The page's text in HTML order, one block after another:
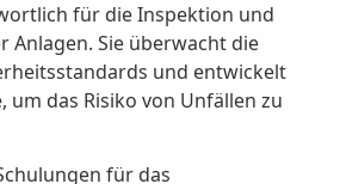
für die Inspektion und
Anlagen. Sie überwacht die
und entwickelt
um das Risiko von Unfällen zu
für das